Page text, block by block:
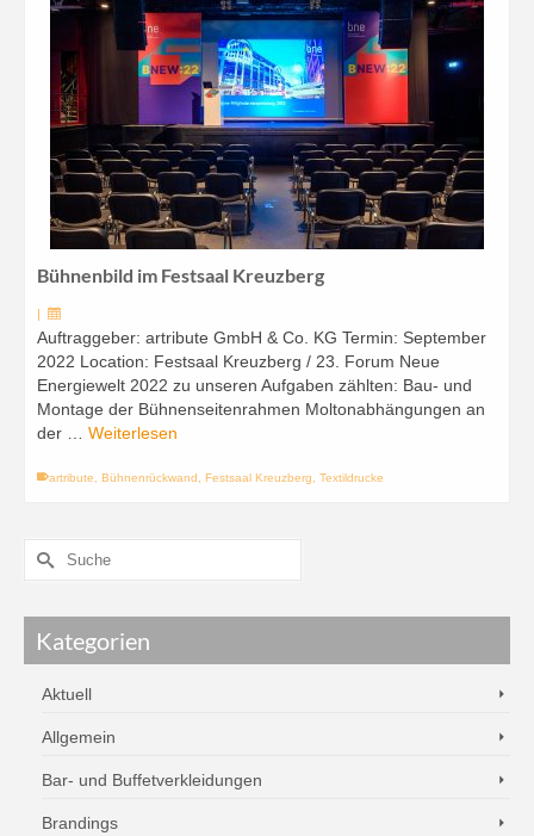
Bühnenbild im Festsaal Kreuzberg
|
Auftraggeber: artribute GmbH & Co. KG Termin: September
2022 Location: Festsaal Kreuzberg / 23. Forum Neue
Energiewelt 2022 zu unseren Aufgaben zählten: Bau- und
Montage der Bühnenseitenrahmen Moltonabhängungen an
der … Weiterlesen
artribute Bühnenrückwand Festsaal Kreuzberg Textildrucke
Kategorien
Aktuell
Allgemein
Bar- und Buffetverkleidungen
Brandings